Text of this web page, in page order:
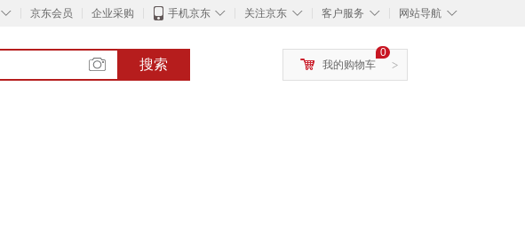
◇ 京东会员 企业采购 ◇
手机京东 ◇
关注京东 ◇
客户服务 ◇
网站导航
搜索 >
0
我的购物车